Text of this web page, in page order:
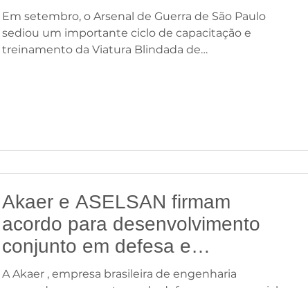
Em setembro, o Arsenal de Guerra de São Paulo
sediou um importante ciclo de capacitação e
treinamento da Viatura Blindada de
O General Hertz Pires do Nascimento, Chefe do
Akaer e ASELSAN firmam
acordo para desenvolvimento
conjunto em defesa e
aeroespacial
A Akaer , empresa brasileira de engenharia